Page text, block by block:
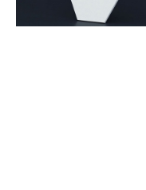
Компрессионные
Honda
Эмали
Магнитные панели